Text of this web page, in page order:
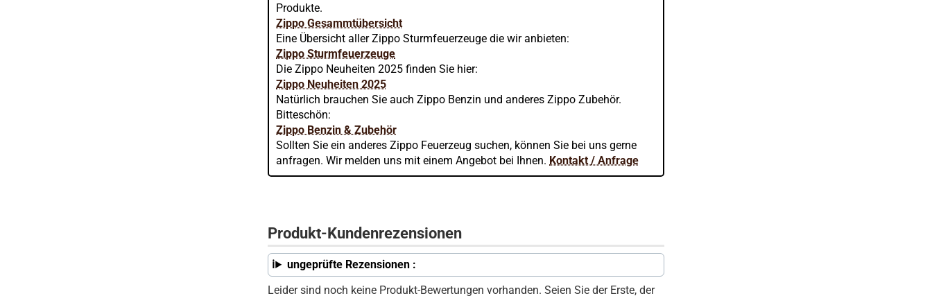
Produkte.
Zippo Gesammtübersicht
Eine Übersicht aller Zippo Sturmfeuerzeuge die wir anbieten:
Zippo Sturmfeuerzeuge
Die Zippo Neuheiten 2025 finden Sie hier:
Zippo Neuheiten 2025
Natürlich brauchen Sie auch Zippo Benzin und anderes Zippo Zubehör.
Bitteschön:
Zippo Benzin & Zubehör
Sollten Sie ein anderes Zippo Feuerzeug suchen, können Sie bei uns gerne
anfragen. Wir melden uns mit einem Angebot bei Ihnen. Kontakt / Anfrage
Produkt-Kundenrezensionen
ungeprüfte Rezensionen :
Leider sind noch keine Produkt-Bewertungen vorhanden. Seien Sie der Erste, der